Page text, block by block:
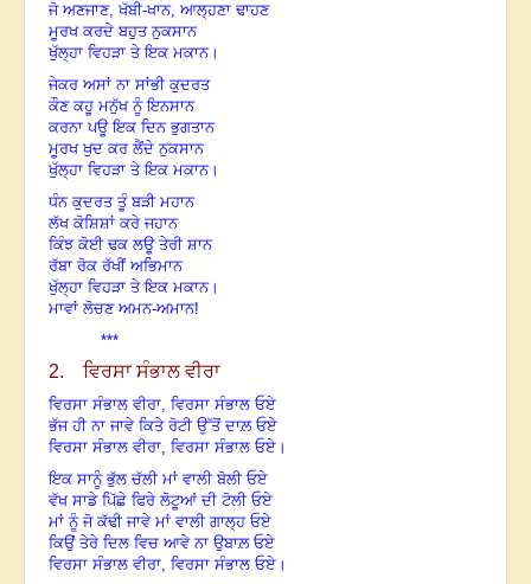
ਜੋ ਅਣਜਾਣ, ਖੱਬੀ-ਖਾਨ, ਆਲ੍ਹਣਾ ਢਾਹਣ
ਮੂਰਖ ਕਰਦੇ ਬਹੁਤ ਨੁਕਸਾਨ
ਖੁੱਲ੍ਹਾ ਵਿਹੜਾ ਤੇ ਇਕ ਮਕਾਨ।
ਜੇਕਰ ਅਸਾਂ ਨਾ ਸਾਂਭੀ ਕੁਦਰਤ
ਕੌਣ ਕਹੂ ਮਨੁੱਖ ਨੂੰ ਇਨਸਾਨ
ਕਰਨਾ ਪਊ ਇਕ ਦਿਨ ਭੁਗਤਾਨ
ਮੂਰਖ ਖੁਦ ਕਰ ਲੈਂਦੇ ਨੁਕਸਾਨ
ਖੁੱਲ੍ਹਾ ਵਿਹੜਾ ਤੇ ਇਕ ਮਕਾਨ।
ਧੰਨ ਕੁਦਰਤ ਤੂੰ ਬੜੀ ਮਹਾਨ
ਲੱਖ ਕੋਸ਼ਿਸ਼ਾਂ ਕਰੇ ਜਹਾਨ
ਕਿੰਝ ਕੋਈ ਢਕ ਲਊ ਤੇਰੀ ਸ਼ਾਨ
ਰੱਬਾ ਰੋਕ ਰੱਖੀਂ ਅਭਿਮਾਨ
ਖੁੱਲ੍ਹਾ ਵਿਹੜਾ ਤੇ ਇਕ ਮਕਾਨ।
ਮਾਵਾਂ ਲੋਚਣ ਅਮਨ-ਅਮਾਨ!
***
2. ਵਿਰਸਾ ਸੰਭਾਲ ਵੀਰਾ
ਵਿਰਸਾ ਸੰਭਾਲ ਵੀਰਾ, ਵਿਰਸਾ ਸੰਭਾਲ ਓਏ
ਭੱਜ ਹੀ ਨਾ ਜਾਵੇ ਕਿਤੇ ਰੋਟੀ ਉੱਤੋਂ ਦਾਲ਼ ਓਏ
ਵਿਰਸਾ ਸੰਭਾਲ ਵੀਰਾ, ਵਿਰਸਾ ਸੰਭਾਲ ਓਏ ।
ਇਕ ਸਾਨੂੰ ਭੁੱਲ ਚੱਲੀ ਮਾਂ ਵਾਲੀ ਬੋਲੀ ਓਏ
ਵੱਖ ਸਾਡੇ ਪਿੱਛੇ ਫਿਰੇ ਲੋਟੂਆਂ ਦੀ ਟੋਲੀ ਓਏ
ਮਾਂ ਨੂੰ ਜੋ ਕੱਢੀ ਜਾਵੇ ਮਾਂ ਵਾਲੀ ਗਾਲ੍ਹ ਓਏ
ਕਿਉਂ ਤੇਰੇ ਦਿਲ ਵਿਚ ਆਵੇ ਨਾ ਉਬਾਲ਼ ਓਏ
ਵਿਰਸਾ ਸੰਭਾਲ ਵੀਰਾ, ਵਿਰਸਾ ਸੰਭਾਲ ਓਏ ।